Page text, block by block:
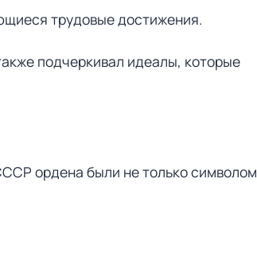
трудовые достижения.
подчеркивал идеалы, которые
ордена были не только символом